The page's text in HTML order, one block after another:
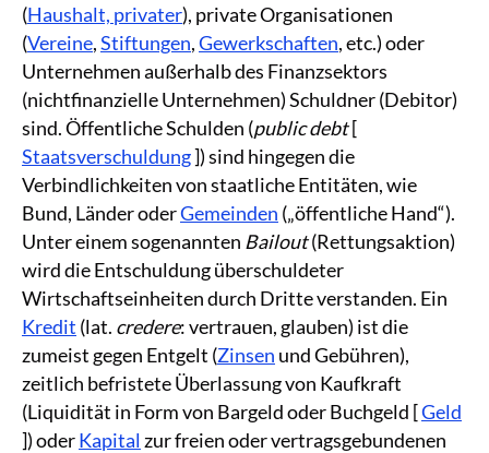
(Haushalt, privater), private Organisationen
(Vereine,Stiftungen,Gewerkschaften, etc.) oder
Unternehmen außerhalb des Finanzsektors
(nichtfinanzielle Unternehmen) Schuldner (Debitor)
sind. Öffentliche Schulden (public debt[
Staatsverschuldung]) sind hingegen die
Verbindlichkeiten von staatliche Entitäten, wie
Bund, Länder oderGemeinden („öffentliche Hand“).
Unter einem sogenannten Bailout(Rettungsaktion)
wird die Entschuldung überschuldeter
Wirtschaftseinheiten durch Dritte verstanden. Ein
Kredit (lat. credere: vertrauen, glauben) ist die
zumeist gegen Entgelt (Zinsen und Gebühren),
zeitlich befristete Überlassung von Kaufkraft
(Liquidität in Form von Bargeld oder Buchgeld [Geld
]) oderKapital zur freien oder vertragsgebundenen